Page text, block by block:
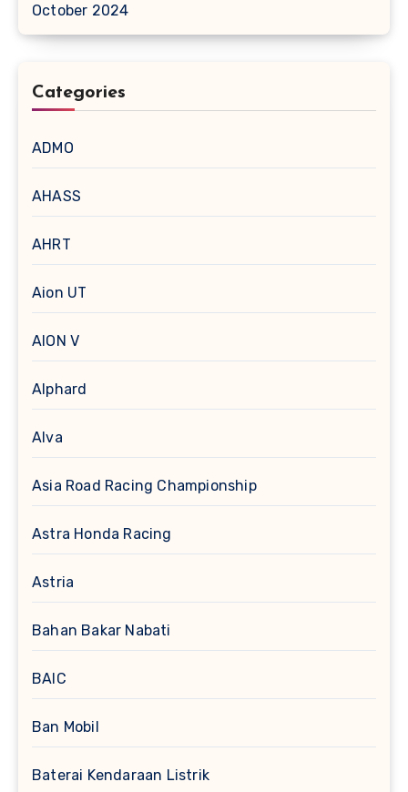
October 2024
Categories
ADMO
AHASS
AHRT
Aion UT
AION V
Alphard
Alva
Asia Road Racing Championship
Astra Honda Racing
Astria
Bahan Bakar Nabati
BAIC
Ban Mobil
Baterai Kendaraan Listrik